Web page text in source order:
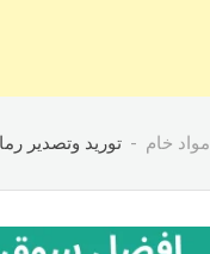
مواد خام توريد وتصدير